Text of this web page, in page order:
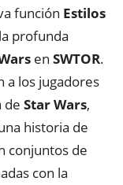
función Estilos
profunda
en SWTOR.
a los jugadores
de Star Wars,
historia de
conjuntos de
con la